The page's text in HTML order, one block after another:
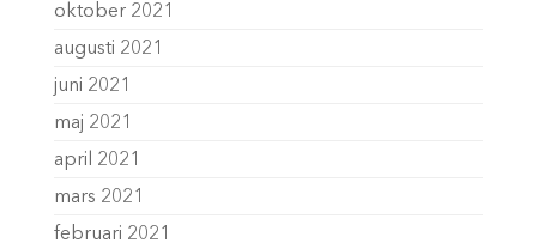
oktober 2021
augusti 2021
juni 2021
maj 2021
april 2021
mars 2021
februari 2021